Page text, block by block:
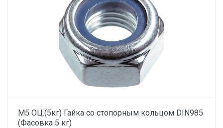
М5 ОЦ.(5кг) Гайка со стопорным кольцом DIN985
(Фасовка 5 кг)